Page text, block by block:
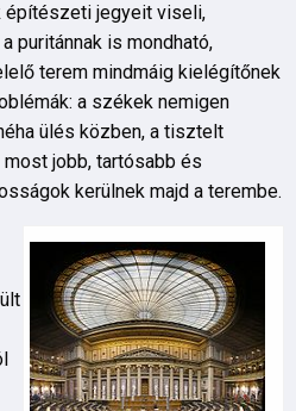
építészeti jegyeit viseli,
puritánnak is mondható,
terem mindmáig kielégítőnek
a székek nemigen
ülés közben, a tisztelt
jobb, tartósabb és
kerülnek majd a terembe.